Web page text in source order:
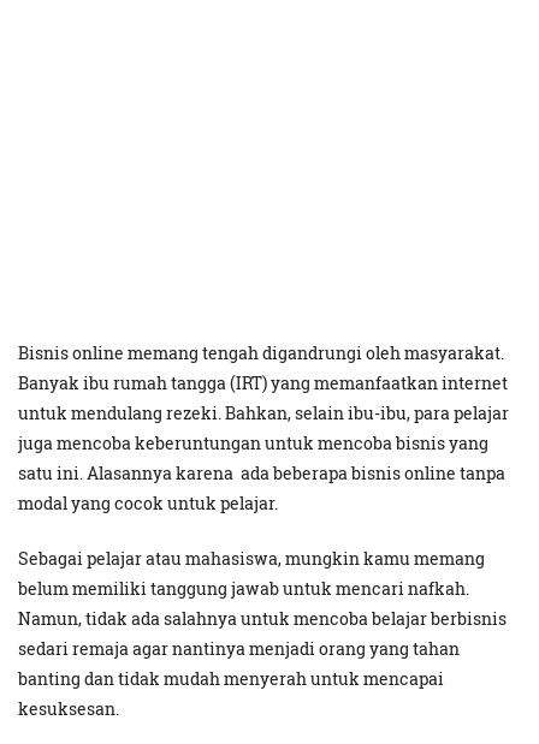
Bisnis online memang tengah digandrungi oleh masyarakat.
Banyak ibu rumah tangga (IRT) yang memanfaatkan internet
untuk mendulang rezeki. Bahkan, selain ibu-ibu, para pelajar
juga mencoba keberuntungan untuk mencoba bisnis yang
satu ini. Alasannya karena ada beberapa bisnis online tanpa
modal yang cocok untuk pelajar.
Sebagai pelajar atau mahasiswa, mungkin kamu memang
belum memiliki tanggung jawab untuk mencari nafkah.
Namun, tidak ada salahnya untuk mencoba belajar berbisnis
sedari remaja agar nantinya menjadi orang yang tahan
banting dan tidak mudah menyerah untuk mencapai
kesuksesan.